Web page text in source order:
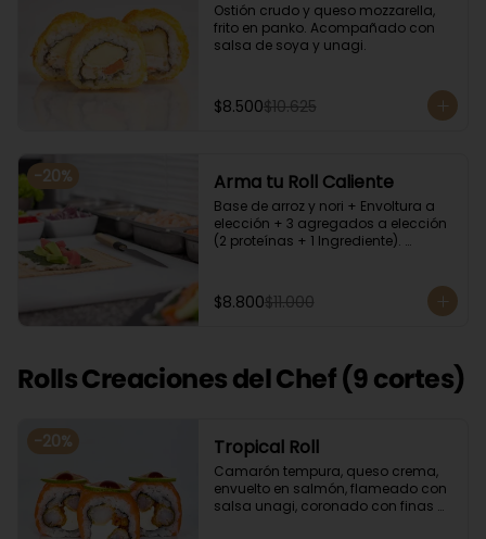
Ostión crudo y queso mozzarella,
frito en panko. Acompañado con
salsa de soya y unagi.
$8.500$10.625
-20% Arma tu Roll Caliente
Base de arroz y nori + Envoltura a
elección + 3 agregados a elección
(2 proteínas + 1 Ingrediente).
$8.800$11.000
Rolls Creaciones del Chef (9 cortes)
-20% Tropical Roll
Camarón tempura, queso crema,
envuelto en salmón, flameado con
salsa unagi, coronado con finas